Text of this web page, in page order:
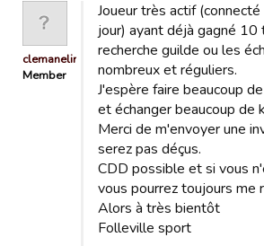
clemanelinch
Member
Joueur très actif
jour) ayant déjà gagné 10
recherche guilde ou les
nombreux et réguliers.
J'espère faire beaucoup
et échanger beaucoup de
Merci de m'envoyer une
serez pas déçus.
CDD possible et si vous
vous pourrez toujours me
Alors à très bientôt
Folleville sport